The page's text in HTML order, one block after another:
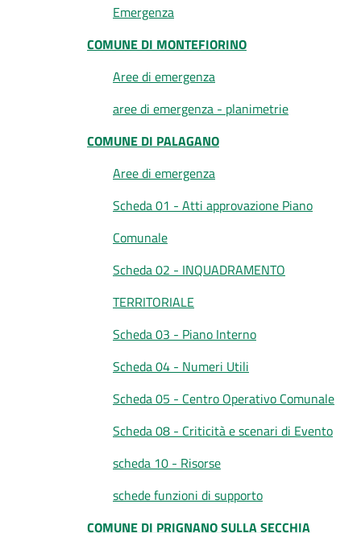
Emergenza
COMUNE DI MONTEFIORINO
Aree di emergenza
aree di emergenza - planimetrie
COMUNE DI PALAGANO
Aree di emergenza
Scheda 01 - Atti approvazione Piano
Comunale
Scheda 02 - INQUADRAMENTO
TERRITORIALE
Scheda 03 - Piano Interno
Scheda 04 - Numeri Utili
Scheda 05 - Centro Operativo Comunale
Scheda 08 - Criticità e scenari di Evento
scheda 10 - Risorse
schede funzioni di supporto
COMUNE DI PRIGNANO SULLA SECCHIA